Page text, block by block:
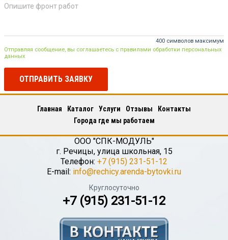
400 символов максимум
Отправляя сообщение, вы соглашаетесь с правилами обработки персональных
данных
ОТПРАВИТЬ ЗАЯВКУ
Главная Каталог Услуги Отзывы
Контакты
Города где мы работаем
ООО "СПК-МОДУЛЬ"
г. Речицы, улица школьная, 15
Телефон: +7 (915) 231-51-12
E-mail: info@rechicy.arenda-bytovki.ru
Круглосуточно
+7 (915) 231-51-12